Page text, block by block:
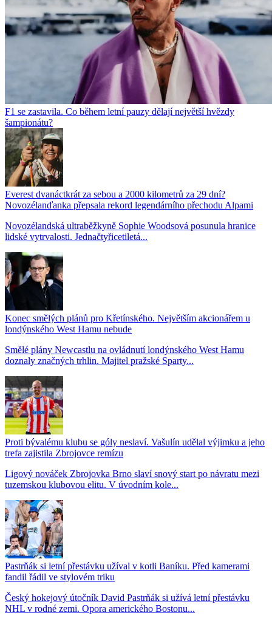
F1 se zastavila. Co během letní pauzy dělají největší hvězdy
šampionátu?
Everest dvanáctkrát za sebou a 2000 kilometrů za 29 dní?
Novozélanďanka přepsala rekord legendárního přechodu Alpami
Novozélandská ultraběžkyně Sophie Woodsová posunula hranice
lidské vytrvalosti. Jednačtyřicetiletá...
Konec smělých plánů pro Křetínského. Největším akcionářem u
londýnského West Hamu nebude
Smělé plány Newcastlu na ovládnutí londýnského West Hamu
doznaly značných trhlin. Majitel pražské Sparty...
Proti bývalému klubu se góly neslaví. Vašulín udělal výjimku a jeho
trefa zajistila Zbrojovce remízu
Ligový nováček Zbrojovka Brno slaví snový start po návratu mezi
tuzemskou klubovou elitu. V úvodním kole...
Pastrňák si letní přestávku užíval v kotli Baníku. Před kamerami
fandil řádil ve stylovém triku
Český hokejový útočník David Pastrňák si užívá letní přestávku
NHL v rodné zemi. Opora amerického Bostonu...